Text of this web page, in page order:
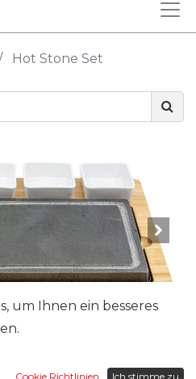
Hot Stone Set
um Ihnen ein besseres
Cookie Richtlinien Ich stimme zu